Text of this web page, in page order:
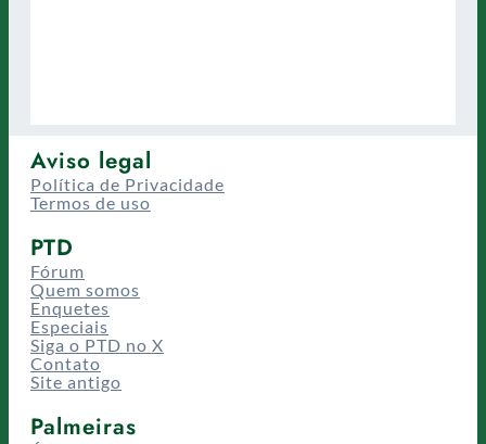
Aviso legal
Política de Privacidade
Termos de uso
PTD
Fórum
Quem somos
Enquetes
Especiais
Siga o PTD no X
Contato
Site antigo
Palmeiras